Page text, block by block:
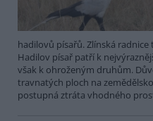
hadilovů písařů. Zlínská radnice
Hadilov písař patří k
však k ohroženým druhům.
travnatých ploch na
postupná ztráta vhodného